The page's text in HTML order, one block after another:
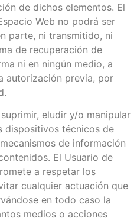
de dichos elementos. El
Web no podrá ser
parte, ni transmitido, ni
de recuperación de
ni en ningún medio, a
autorización previa, por
eludir y/o manipular
dispositivos técnicos de
de información
El Usuario de
a respetar los
cualquier actuación que
en todo caso la
medios o acciones